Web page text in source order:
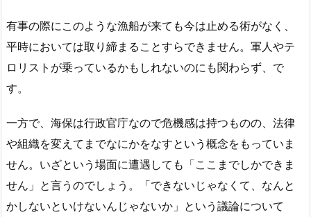
有事の際にこのような漁船が来ても今は止める術がなく、
平時においては取り締まることすらできません。軍人やテ
ロリストが乗っているかもしれないのにも関わらず、で
す。
一方で、海保は行政官庁なので危機感は持つものの、法律
や組織を変えてまでなにかをなすという概念をもっていま
せん。いざという場面に遭遇しても「ここまでしかできま
せん」と言うのでしょう。「できないじゃなくて、なんと
かしないといけないんじゃないか」という議論について